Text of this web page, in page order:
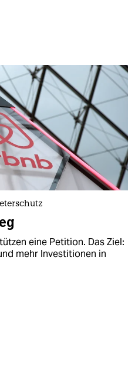
eine Petition. Das Ziel:
mehr Investitionen in